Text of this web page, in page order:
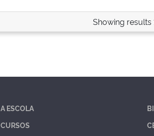
Showing results
A ESCOLA
CURSOS